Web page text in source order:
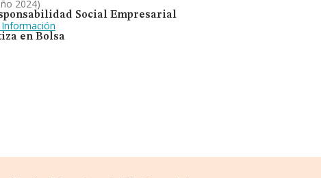
2024)
Social Empresarial
Información
en Bolsa